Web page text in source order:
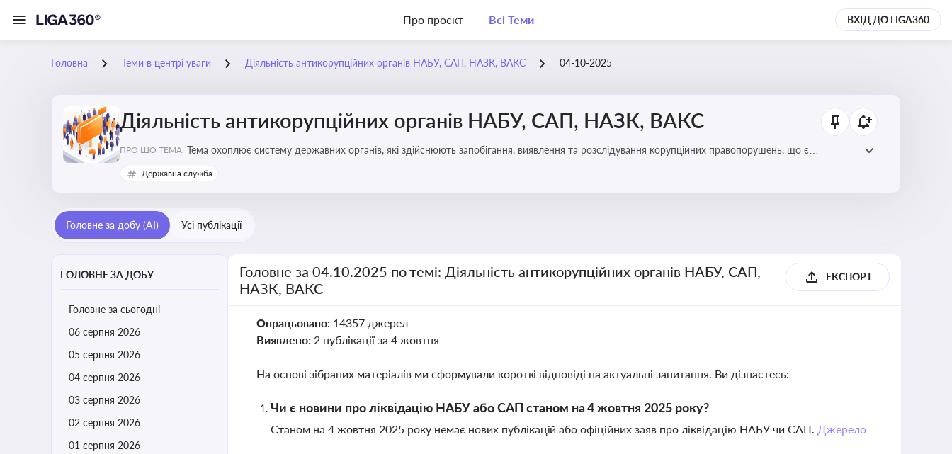
Про проєкт Всі Теми ВХІД ДО LIGA360
Головна Теми в центрі уваги Діяльність антикорупційних органів НАБУ, САП, НАЗК, ВАКС 04-10-2025
Діяльність антикорупційних органів НАБУ, САП, НАЗК, ВАКС
ПРО ЩО ТЕМА: Тема охоплює систему державних органів, які здійснюють запобігання, виявлення та розслідування корупційних правопорушень, що є
ключовим елементом забезпечення прозорості й доброчесності у державному управлінні та бізнесі
Державна служба
Головне за добу (AI) Усі публікації
ГОЛОВНЕ ЗА ДОБУ
Головне за сьогодні
06 серпня 2026
05 серпня 2026
04 серпня 2026
03 серпня 2026
02 серпня 2026
01 серпня 2026
Головне за 04.10.2025 по темі: Діяльність антикорупційних органів НАБУ, САП,
НАЗК, ВАКС
ЕКСПОРТ
Опрацьовано: 14357 джерел
Виявлено: 2 публікації за 4 жовтня
На основі зібраних матеріалів ми сформували короткі відповіді на актуальні запитання. Ви дізнаєтесь:
Чи є новини про ліквідацію НАБУ або САП станом на 4 жовтня 2025 року?
Станом на 4 жовтня 2025 року немає нових публікацій або офіційних заяв про ліквідацію НАБУ чи САП. Джерело